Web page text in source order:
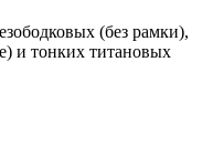
(без рамки),
и тонких титановых